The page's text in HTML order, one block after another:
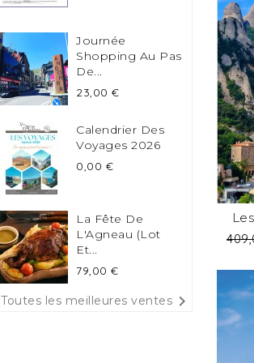
Journée
Shopping Au Pas
De...
Prix
23,00 €
Calendrier Des
Voyages 2026
Prix
0,00 €
La Fête De
L'Agneau (Lot
Et...
Prix
79,00 €
Toutes les meilleures ventes 
Prix